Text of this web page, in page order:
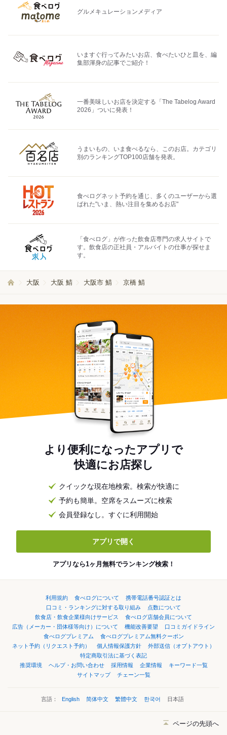
グルメキュレーションメディア
いますぐ行ってみたいお店、食べたいひと皿を、編
集部渾身の記事でご紹介！
一番美味しいお店を決定する「The Tabelog Award
2026」ついに発表！
うまいもの、いま食べるなら、このお店。カテゴリ
別のランキングTOP100店舗を発表。
食べログネット予約を通じ、多くのユーザーから選
ばれた"いま、熱い注目を集めるお店"
「食べログ」が作った飲食店専門の求人サイトで
す。飲食店の正社員・アルバイトの仕事が探せま
す。
大阪 大阪 鯖 大阪市 鯖 京橋 鯖
より便利になったアプリで
快適にお店探し
クイックな現在地検索。検索が快適に
予約も簡単。空席をスムーズに検索
会員登録なし。すぐに利用開始
アプリで開く
アプリなら1ヶ月無料でランキング検索！
利用規約 食べログについて
携帯電話番号認証とは
口コミ・ランキングに対する取り組み
点数について
飲食店・飲食企業様向けサービス
食べログ店舗会員について
広告（メーカー・団体様等向け）について
機能改善要望
口コミガイドライン
食べログプレミアム
食べログプレミアム無料クーポン
ネット予約（リクエスト予約）
個人情報保護方針
外部送信（オプトアウト）
特定商取引法に基づく表記
推奨環境
ヘルプ・お問い合わせ 採用情報 企業情報
キーワード一覧
サイトマップ
チェーン一覧
言語： English 简体中文 繁體中文 한국어 日本語
ページの先頭へ